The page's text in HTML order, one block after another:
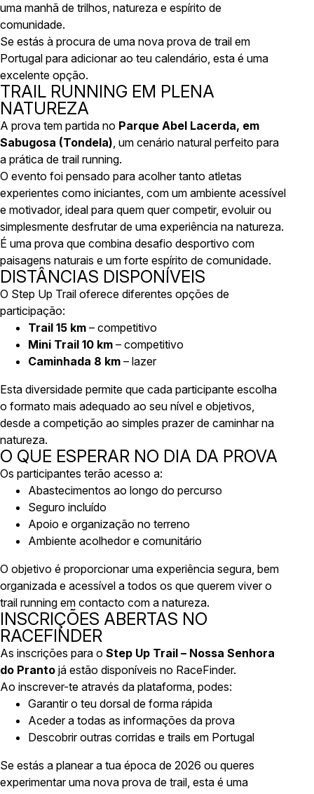
uma manhã de trilhos, natureza e espírito de
comunidade.
Se estás à procura de uma nova prova de trail em
Portugal para adicionar ao teu calendário, esta é uma
excelente opção.
TRAIL RUNNING EM PLENA
NATUREZA
A prova tem partida no Parque Abel Lacerda, em
Sabugosa (Tondela), um cenário natural perfeito para
a prática de trail running.
O evento foi pensado para acolher tanto atletas
experientes como iniciantes, com um ambiente acessível
e motivador, ideal para quem quer competir, evoluir ou
simplesmente desfrutar de uma experiência na natureza.
É uma prova que combina desafio desportivo com
paisagens naturais e um forte espírito de comunidade.
DISTÂNCIAS DISPONÍVEIS
O Step Up Trail oferece diferentes opções de
participação:
Trail 15 km – competitivo
Mini Trail 10 km – competitivo
Caminhada 8 km – lazer
Esta diversidade permite que cada participante escolha
o formato mais adequado ao seu nível e objetivos,
desde a competição ao simples prazer de caminhar na
natureza.
O QUE ESPERAR NO DIA DA PROVA
Os participantes terão acesso a:
Abastecimentos ao longo do percurso
Seguro incluído
Apoio e organização no terreno
Ambiente acolhedor e comunitário
O objetivo é proporcionar uma experiência segura, bem
organizada e acessível a todos os que querem viver o
trail running em contacto com a natureza.
INSCRIÇÕES ABERTAS NO
RACEFINDER
As inscrições para o Step Up Trail – Nossa Senhora
do Pranto já estão disponíveis no RaceFinder.
Ao inscrever-te através da plataforma, podes:
Garantir o teu dorsal de forma rápida
Aceder a todas as informações da prova
Descobrir outras corridas e trails em Portugal
Se estás a planear a tua época de 2026 ou queres
experimentar uma nova prova de trail, esta é uma